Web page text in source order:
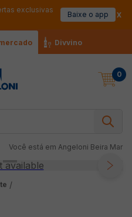
exclusivas
Baixe o app
Divvino
0
Você está em Angeloni Beira Mar
available